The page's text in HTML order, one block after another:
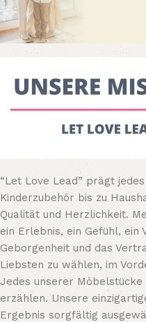
“Let Love Lead” prägt
Kinderzubehör bis zu
Qualität und Herzlichkeit.
ein Erlebnis, ein Gefühl, ein
Geborgenheit und das
Liebsten zu wählen, im
Jedes unserer Möbelstücke
erzählen. Unsere
Ergebnis sorgfältig